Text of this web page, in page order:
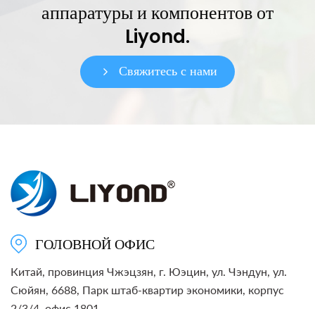
аппаратуры и компонентов от
Liyond.
Свяжитесь с нами
ГОЛОВНОЙ ОФИС
Китай, провинция Чжэцзян, г. Юэцин, ул. Чэндун, ул.
Сюйян, 6688, Парк штаб-квартир экономики, корпус